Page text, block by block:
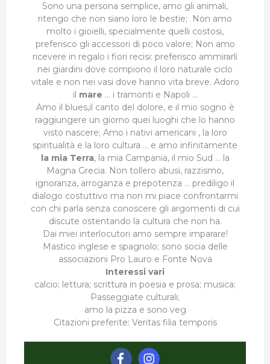
Sono una persona semplice, amo gli animali,
ritengo che non siano loro le bestie; Non amo
molto i gioielli, specialmente quelli costosi,
preferisco gli accessori di poco valore; Non amo
ricevere in regalo i fiori recisi: preferisco ammirarli
nei giardini dove compiono il loro naturale ciclo
vitale e non nei vasi dove hanno vita breve. Adoro
il mare … i tramonti e Napoli …
Amo il blues,il canto del dolore, e il mio sogno è
raggiungere un giorno quei luoghi che lo hanno
visto nascere; Amo i nativi americani , la loro
spiritualità e la loro cultura … e amo infinitamente
la mia Terra, la mia Campania, il mio Sud … la
Magna Grecia. Non tollero abusi, razzismo,
ignoranza, arroganza e prepotenza … prediligo il
dialogo costuttivo ma non mi piace confrontarmi
con chi parla senza conoscere gli argomenti di cui
discute ostentando la cultura che non ha.
Dai miei interlocutori amo sempre imparare!
Mastico inglese e spagnolo; sono socia delle
associazioni Pro Lauro e Fonte Nova
Interessi vari
calcio; lettura; scrittura in poesia e prosa; musica;
Passeggiate culturali;
amo la pizza e sono veg
Citazioni preferite: Veritas filia temporis